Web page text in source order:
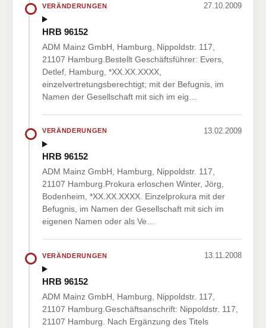
VERÄNDERUNGEN 27.10.2009
HRB 96152
ADM Mainz GmbH, Hamburg, Nippoldstr. 117,
21107 Hamburg.Bestellt Geschäftsführer: Evers,
Detlef, Hamburg, *XX.XX.XXXX,
einzelvertretungsberechtigt; mit der Befugnis, im
Namen der Gesellschaft mit sich im eig…
VERÄNDERUNGEN 13.02.2009
HRB 96152
ADM Mainz GmbH, Hamburg, Nippoldstr. 117,
21107 Hamburg.Prokura erloschen Winter, Jörg,
Bodenheim, *XX.XX.XXXX. Einzelprokura mit der
Befugnis, im Namen der Gesellschaft mit sich im
eigenen Namen oder als Ve…
VERÄNDERUNGEN 13.11.2008
HRB 96152
ADM Mainz GmbH, Hamburg, Nippoldstr. 117,
21107 Hamburg.Geschäftsanschrift: Nippoldstr. 117,
21107 Hamburg. Nach Ergänzung des Titels